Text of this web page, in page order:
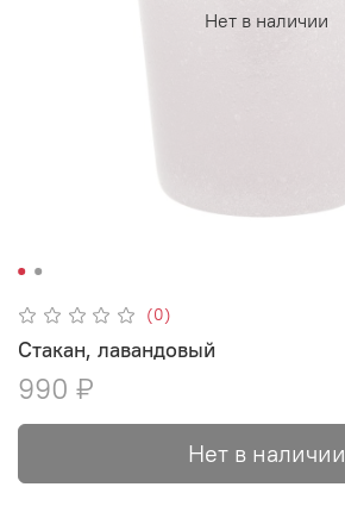
Нет в наличии
(0)
Стакан, лавандовый
990 ₽
Нет в наличии